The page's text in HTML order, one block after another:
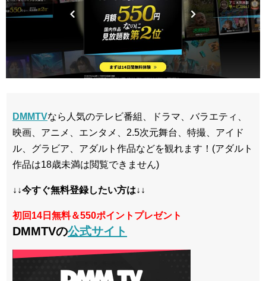
DMMTVなら人気のテレビ番組、ドラマ、バラエティ、
映画、アニメ、エンタメ、2.5次元舞台、特撮、アイド
ル、グラビア、アダルト作品などを観れます！(アダルト
作品は18歳未満は閲覧できません)
↓↓今すぐ無料登録したい方は↓↓
初回14日無料＆550ポイントプレゼント
DMMTVの公式サイト